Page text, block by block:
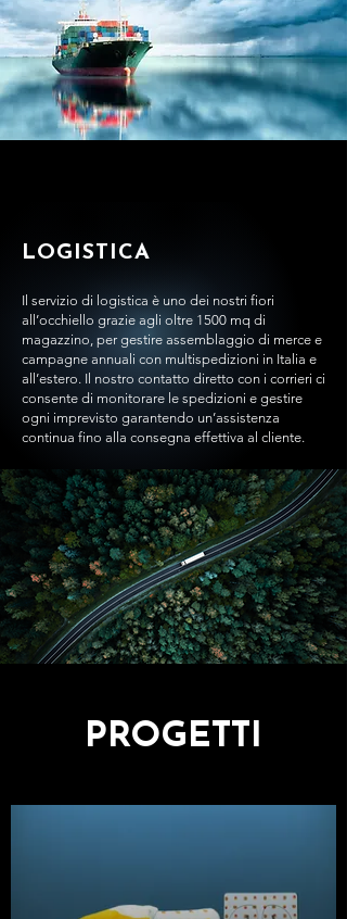
LOGISTICA
Il servizio di logistica è uno dei nostri fiori
all’occhiello grazie agli oltre 1500 mq di
magazzino, per gestire assemblaggio di merce e
campagne annuali con multispedizioni in Italia e
all’estero. Il nostro contatto diretto con i corrieri ci
consente di monitorare le spedizioni e gestire
ogni imprevisto garantendo un’assistenza
continua fino alla consegna effettiva al cliente.
PROGETTI